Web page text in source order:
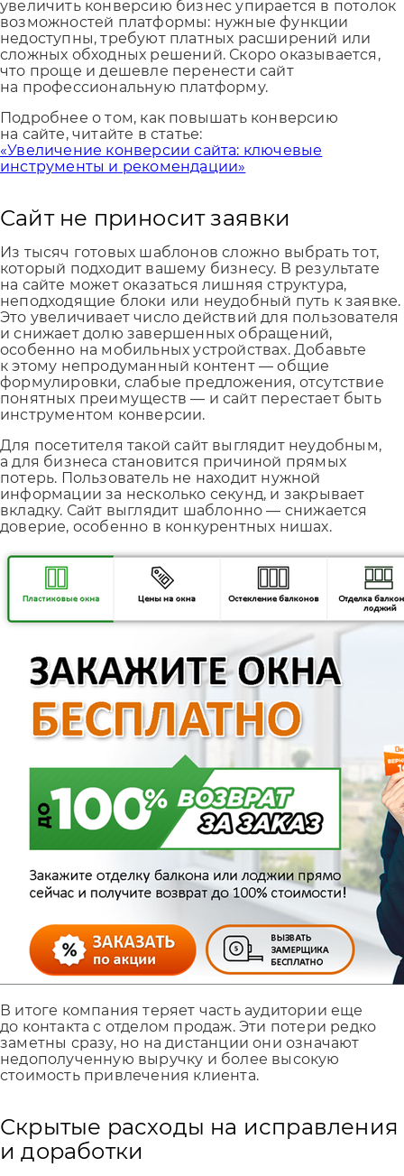
увеличить конверсию бизнес упирается в потолок
возможностей платформы: нужные функции
недоступны, требуют платных расширений или
сложных обходных решений. Скоро оказывается,
что проще и дешевле перенести сайт
на профессиональную платформу.
Подробнее о том, как повышать конверсию
на сайте, читайте в статье:
«Увеличение конверсии сайта: ключевые
инструменты и рекомендации»
Сайт не приносит заявки
Из тысяч готовых шаблонов сложно выбрать тот,
который подходит вашему бизнесу. В результате
на сайте может оказаться лишняя структура,
неподходящие блоки или неудобный путь к заявке.
Это увеличивает число действий для пользователя
и снижает долю завершенных обращений,
особенно на мобильных устройствах. Добавьте
к этому непродуманный контент — общие
формулировки, слабые предложения, отсутствие
понятных преимуществ — и сайт перестает быть
инструментом конверсии.
Для посетителя такой сайт выглядит неудобным,
а для бизнеса становится причиной прямых
потерь. Пользователь не находит нужной
информации за несколько секунд, и закрывает
вкладку. Сайт выглядит шаблонно — снижается
доверие, особенно в конкурентных нишах.
В итоге компания теряет часть аудитории еще
до контакта с отделом продаж. Эти потери редко
заметны сразу, но на дистанции они означают
недополученную выручку и более высокую
стоимость привлечения клиента.
Скрытые расходы на исправления
и доработки